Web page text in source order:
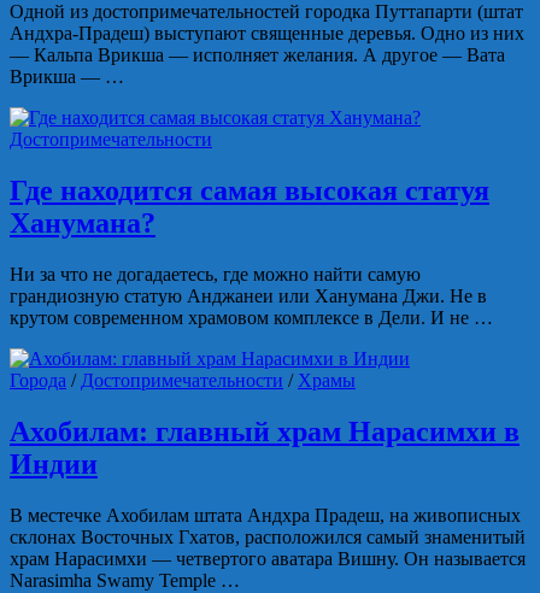
Одной из достопримечательностей городка Путтапарти (штат
Андхра-Прадеш) выступают священные деревья. Одно из них
— Кальпа Врикша — исполняет желания. А другое — Вата
Врикша — …
Достопримечательности
Где находится самая высокая статуя
Ханумана?
Ни за что не догадаетесь, где можно найти самую
грандиозную статую Анджанеи или Ханумана Джи. Не в
крутом современном храмовом комплексе в Дели. И не …
Города / Достопримечательности / Храмы
Ахобилам: главный храм Нарасимхи в
Индии
В местечке Ахобилам штата Андхра Прадеш, на живописных
склонах Восточных Гхатов, расположился самый знаменитый
храм Нарасимхи — четвертого аватара Вишну. Он называется
Narasimha Swamy Temple …